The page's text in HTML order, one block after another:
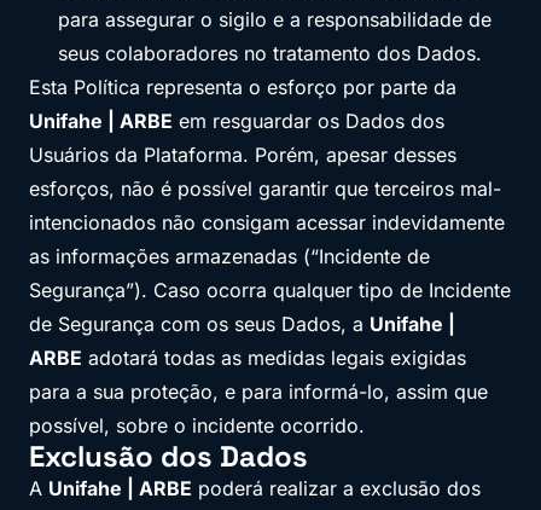
para assegurar o sigilo e a responsabilidade de
seus colaboradores no tratamento dos Dados.
Esta Política representa o esforço por parte da
Unifahe | ARBE em resguardar os Dados dos
Usuários da Plataforma. Porém, apesar desses
esforços, não é possível garantir que terceiros mal-
intencionados não consigam acessar indevidamente
as informações armazenadas (“Incidente de
Segurança”). Caso ocorra qualquer tipo de Incidente
de Segurança com os seus Dados, a Unifahe |
ARBE adotará todas as medidas legais exigidas
para a sua proteção, e para informá-lo, assim que
possível, sobre o incidente ocorrido.
Exclusão dos Dados
A Unifahe | ARBE poderá realizar a exclusão dos